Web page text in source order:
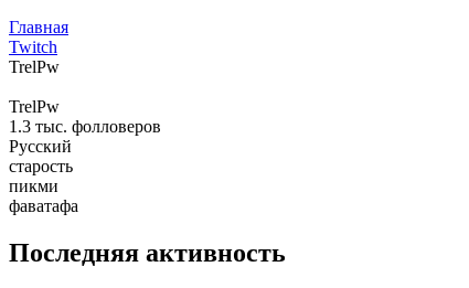
Главная
Twitch
TrelPw
TrelPw
1.3 тыс. фолловеров
Русский
старость
пикми
фаватафа
Последняя активность